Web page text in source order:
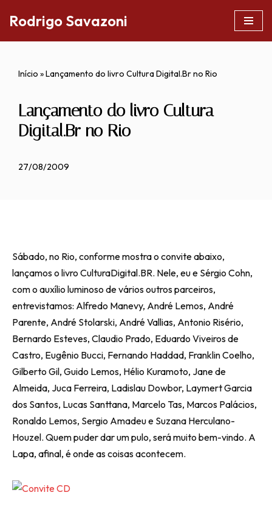
Rodrigo Savazoni
Início »Lançamento do livro Cultura Digital.Br no Rio
Lançamento do livro Cultura
Digital.Br no Rio
27/08/2009
Sábado, no Rio, conforme mostra o convite abaixo,
lançamos o livro CulturaDigital.BR. Nele, eu e Sérgio Cohn,
com o auxílio luminoso de vários outros parceiros,
entrevistamos: Alfredo Manevy, André Lemos, André
Parente, André Stolarski, André Vallias, Antonio Risério,
Bernardo Esteves, Claudio Prado, Eduardo Viveiros de
Castro, Eugênio Bucci, Fernando Haddad, Franklin Coelho,
Gilberto Gil, Guido Lemos, Hélio Kuramoto, Jane de
Almeida, Juca Ferreira, Ladislau Dowbor, Laymert Garcia
dos Santos, Lucas Santtana, Marcelo Tas, Marcos Palácios,
Ronaldo Lemos, Sergio Amadeu e Suzana Herculano-
Houzel. Quem puder dar um pulo, será muito bem-vindo. A
Lapa, afinal, é onde as coisas acontecem.